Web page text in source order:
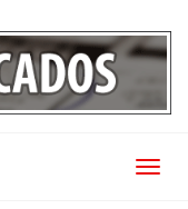
Toggle